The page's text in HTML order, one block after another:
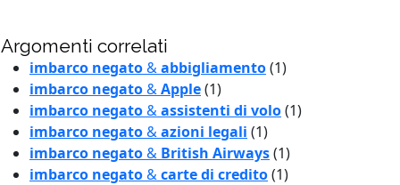
Argomenti correlati
imbarco negato&abbigliamento(1)
imbarco negato&Apple(1)
imbarco negato&assistenti di volo(1)
imbarco negato&azioni legali (1)
imbarco negato& British Airways(1)
imbarco negato&carte di credito(1)